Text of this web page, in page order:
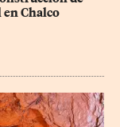
Chalco